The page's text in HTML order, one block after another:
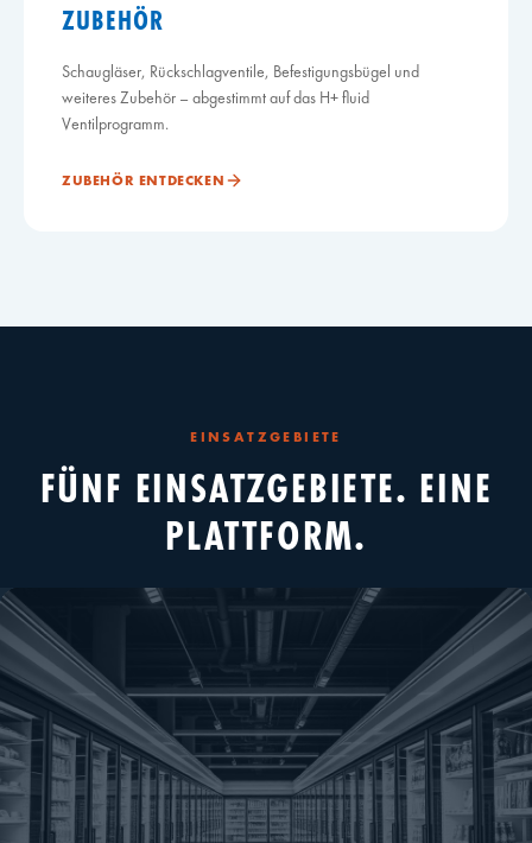
ZUBEHÖR
Schaugläser, Rückschlagventile, Befestigungsbügel und
weiteres Zubehör – abgestimmt auf das H+ fluid
Ventilprogramm.
ZUBEHÖR ENTDECKEN
EINSATZGEBIETE
FÜNF EINSATZGEBIETE. EINE
PLATTFORM.